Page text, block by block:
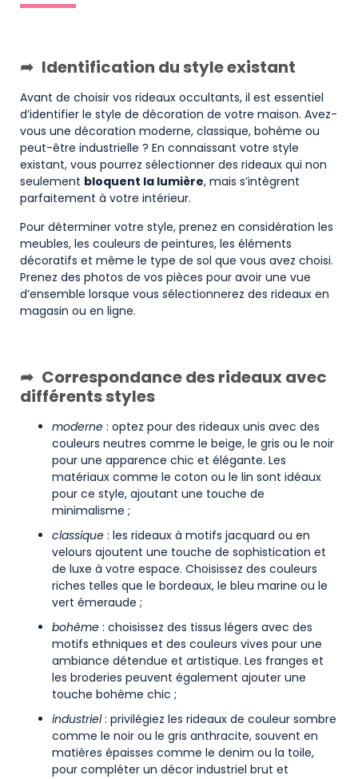
Identification du style existant
Avant de choisir vos rideaux occultants, il est essentiel
d’identifier le style de décoration de votre maison. Avez-
vous une décoration moderne, classique, bohème ou
peut-être industrielle ? En connaissant votre style
existant, vous pourrez sélectionner des rideaux qui non
seulement bloquent la lumière, mais s’intègrent
parfaitement à votre intérieur.
Pour déterminer votre style, prenez en considération les
meubles, les couleurs de peintures, les éléments
décoratifs et même le type de sol que vous avez choisi.
Prenez des photos de vos pièces pour avoir une vue
d’ensemble lorsque vous sélectionnerez des rideaux en
magasin ou en ligne.
Correspondance des rideaux avec
différents styles
moderne : optez pour des rideaux unis avec des
couleurs neutres comme le beige, le gris ou le noir
pour une apparence chic et élégante. Les
matériaux comme le coton ou le lin sont idéaux
pour ce style, ajoutant une touche de
minimalisme ;
classique : les rideaux à motifs jacquard ou en
velours ajoutent une touche de sophistication et
de luxe à votre espace. Choisissez des couleurs
riches telles que le bordeaux, le bleu marine ou le
vert émeraude ;
bohème : choisissez des tissus légers avec des
motifs ethniques et des couleurs vives pour une
ambiance détendue et artistique. Les franges et
les broderies peuvent également ajouter une
touche bohème chic ;
industriel: privilégiez les rideaux de couleur sombre
comme le noir ou le gris anthracite, souvent en
matières épaisses comme le denim ou la toile,
pour compléter un décor industriel brut et